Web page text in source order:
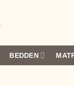
BEDDEN